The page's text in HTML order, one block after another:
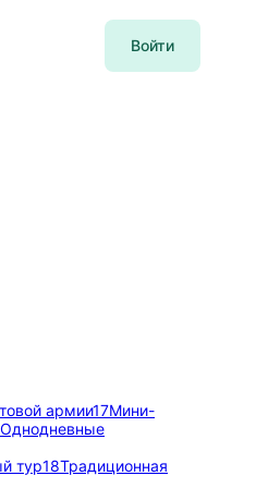
Войти
армии17Мини-
Однодневные
тур18Традиционная